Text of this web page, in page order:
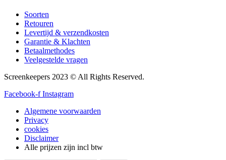
Soorten
Retouren
Levertijd & verzendkosten
Garantie & Klachten
Betaalmethodes
Veelgestelde vragen
Screenkeepers 2023 © All Rights Reserved.
Facebook-f Instagram
Algemene voorwaarden
Privacy
cookies
Disclaimer
Alle prijzen zijn incl btw